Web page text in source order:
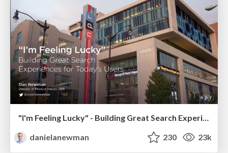
"I'm Feeling Lucky" - Building Great Search Experiences for Today's Users (#IAC19)
danielanewman
230 23k